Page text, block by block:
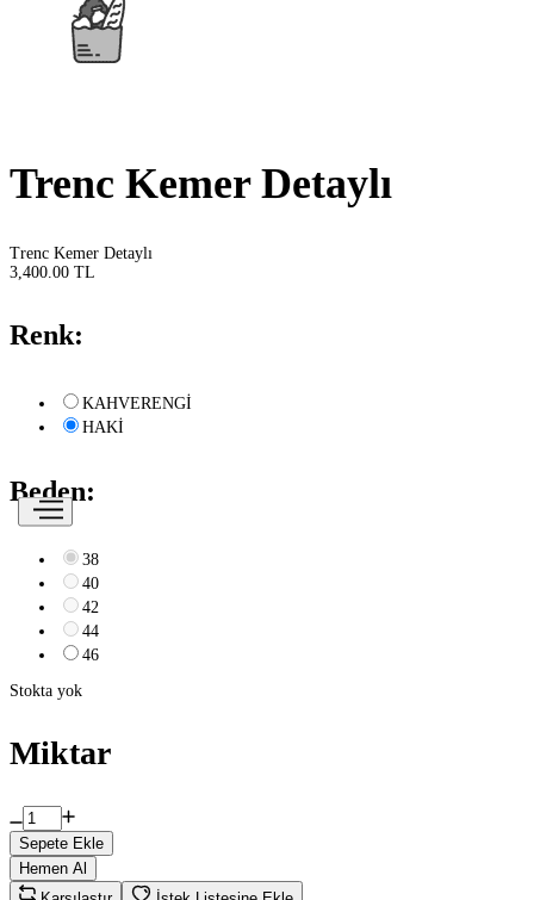
Trenc Kemer Detaylı
Trenc Kemer Detaylı
3,400.00 TL
Renk:
KAHVERENGİ
HAKİ
Beden:
38
40
42
44
46
Stokta yok
Miktar
Sepete Ekle
Hemen Al